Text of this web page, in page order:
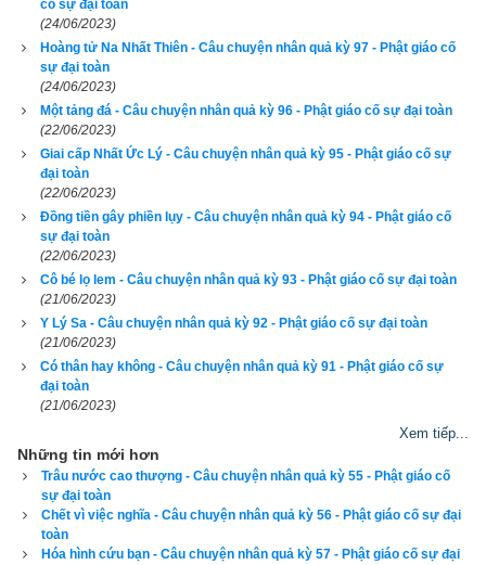
toàn thuần thục. Tôn Nhược bèn trang sức cho nó bằng rất
nhiều ngọc quý, và dẫn nó đến trước mặt vua Quang Minh
thưa rằng:
– Đại vương! Voi đã thuần thục, xin vua hãy thử voi.
Vua nghe thế rất vui lòng, ra lệnh cho thị giả đánh trống vàng,
triệu tập các vị đại thần cũng những người có danh tiếng trong
thành đến xem voi biểu diễn. Ít lâu sau mọi người đều tụ tập ở
ngoài thành, vua Quang Minh cưỡi lưng voi trắng bước từng
bước chậm chạp, trông chẳng khác nào mặt trời vừa mới
mọc, ánh sáng chói lọi, ai thấy cũng phải vui mừng tán thán.
Đến một bãi săn, vua muốn bắt voi biểu diễn. Nhưng con voi
trắng ôn hòa kia lúc ấy bỗng trở nên hung bạo trăm phần như
loạn xạ. Vua ngồi trên lưng voi không có cách nào chế ngự nó
được.
Nguyên do chỉ vì con voi trắng mà vua đang cưỡi là một con
voi đực, nó nghe tiếng kêu của một con voi cái ở núi bên cạnh
cố sự đại toàn
(24/06/2023)
Hoàng tử Na Nhất Thiên - Câu chuyện nhân quả kỳ 97 - Phật giáo cố
sự đại toàn
(24/06/2023)
Một tảng đá - Câu chuyện nhân quả kỳ 96 - Phật giáo cố sự đại toàn
(22/06/2023)
Giai cấp Nhất Ức Lý - Câu chuyện nhân quả kỳ 95 - Phật giáo cố sự
đại toàn
(22/06/2023)
Đồng tiền gây phiền lụy - Câu chuyện nhân quả kỳ 94 - Phật giáo cố
sự đại toàn
(22/06/2023)
Cô bé lọ lem - Câu chuyện nhân quả kỳ 93 - Phật giáo cố sự đại toàn
(21/06/2023)
Y Lý Sa - Câu chuyện nhân quả kỳ 92 - Phật giáo cố sự đại toàn
(21/06/2023)
Có thân hay không - Câu chuyện nhân quả kỳ 91 - Phật giáo cố sự
đại toàn
(21/06/2023)
Xem tiếp...
Những tin mới hơn
Trâu nước cao thượng - Câu chuyện nhân quả kỳ 55 - Phật giáo cố
sự đại toàn
Chết vì việc nghĩa - Câu chuyện nhân quả kỳ 56 - Phật giáo cố sự đại
toàn
Hóa hình cứu bạn - Câu chuyện nhân quả kỳ 57 - Phật giáo cố sự đại